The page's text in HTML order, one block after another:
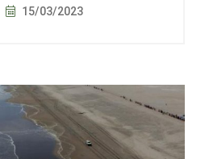
15/03/2023